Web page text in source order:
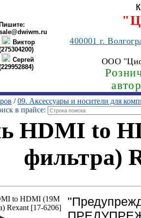
Пишите:
Виктор
Сергей
400001г.
ООО
/09. Аксессуары и носители для
в прайсе:
HDMI to
фильтра)